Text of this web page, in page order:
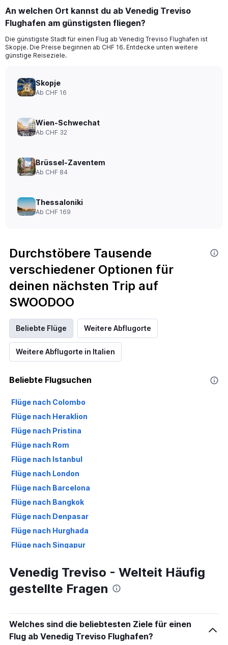
An welchen Ort kannst du ab Venedig Treviso
Flughafen am günstigsten fliegen?
Die günstigste Stadt für einen Flug ab Venedig Treviso Flughafen ist
Skopje. Die Preise beginnen ab CHF 16. Entdecke unten weitere
günstige Reiseziele.
Skopje
Ab CHF 16
Wien-Schwechat
Ab CHF 32
Brüssel-Zaventem
Ab CHF 84
Thessaloniki
Ab CHF 169
Durchstöbere Tausende
verschiedener Optionen für
deinen nächsten Trip auf
SWOODOO
Beliebte Flüge Weitere Abflugorte
Weitere Abflugorte in Italien
Beliebte Flugsuchen
Flüge nach Colombo
Flüge nach Heraklion
Flüge nach Pristina
Flüge nach Rom
Flüge nach Istanbul
Flüge nach London
Flüge nach Barcelona
Flüge nach Bangkok
Flüge nach Denpasar
Flüge nach Hurghada
Flüge nach Singapur
Flüge nach Berlin
Flüge nach Palma de Mallorca
Venedig Treviso - Welteit Häufig
gestellte Fragen
Welches sind die beliebtesten Ziele für einen
Flug ab Venedig Treviso Flughafen?